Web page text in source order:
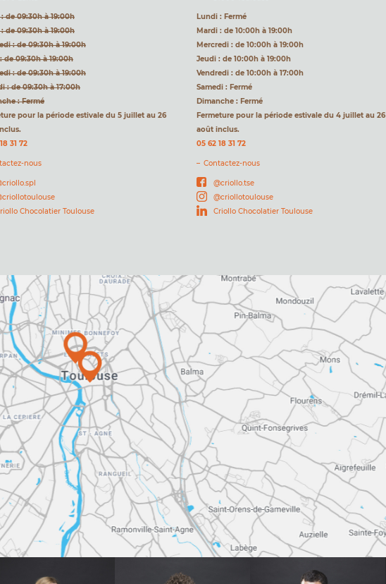
de 09:30h à 19:00h
de 09:30h à 19:00h
: de 09:30h à 19:00h
de 09:30h à 19:00h
: de 09:30h à 19:00h
: de 09:30h à 17:00h
: Fermé
pour la période estivale du 5 juillet au 26
31 72
nous
Chocolatier Toulouse
Lundi : Fermé
Mardi : de 10:00h à 19:00h
Mercredi : de 10:00h à 19:00h
Jeudi : de 10:00h à 19:00h
Vendredi : de 10:00h à 17:00h
Samedi : Fermé
Dimanche : Fermé
Fermeture pour la période estivale du 4 juillet au 26
août inclus.
05 62 18 31 72
Contactez-nous
@criollo.tse
@criollotoulouse
Criollo Chocolatier Toulouse